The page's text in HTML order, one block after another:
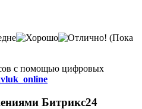
(Пока
с помощью цифровых
Битрикс24